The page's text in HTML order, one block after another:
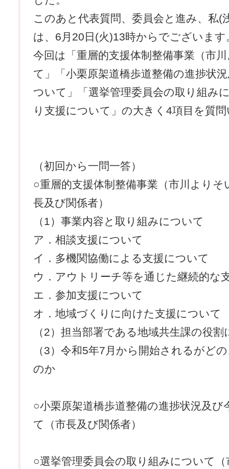
このあと代表質問、委員会と進み、私(
は、6月20日(火)13時からでございます
今回は「重層的支援体制整備事業（市
て」「小栗原架道橋歩道整備の進捗状
ついて」「選挙管理委員会の取り組み
り支援について」の大きく4項目を質
（初回から一問一答）
○重層的支援体制整備事業（市川より
長及び関係者）
（1）事業内容と取り組みについて
ア．相談支援について
イ．多機関協働による支援について
ウ．アウトリーチ等を通じた継続的な
エ．参加支援について
オ．地域づくりに向けた支援について
（2）担当部署である地域共生課の役
（3）令和5年7月から開始されるがど
のか
○小栗原架道橋歩道整備の進捗状況及
て（市長及び関係者）
○選挙管理委員会の取り組みについて